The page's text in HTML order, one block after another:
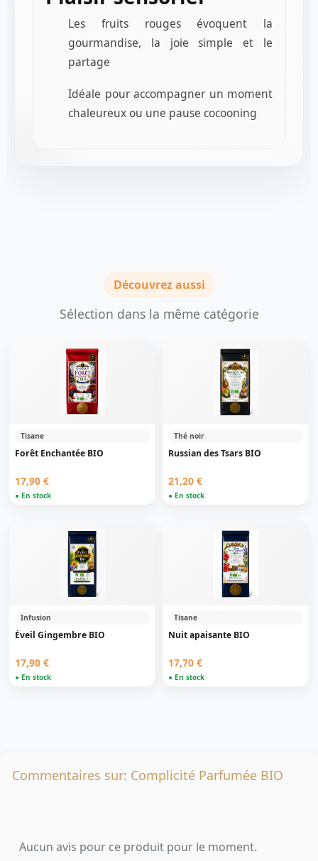
Les fruits rouges évoquent la
gourmandise, la joie simple et le
partage
Idéale pour accompagner un moment
chaleureux ou une pause cocooning
Découvrez aussi
Sélection dans la même catégorie
Tisane
Forêt Enchantée BIO
17,90 €
● En stock
Thé noir
Russian des Tsars BIO
21,20 €
● En stock
Infusion
Éveil Gingembre BIO
17,90 €
● En stock
Tisane
Nuit apaisante BIO
17,70 €
● En stock
Commentaires sur: Complicité Parfumée BIO
Aucun avis pour ce produit pour le moment.